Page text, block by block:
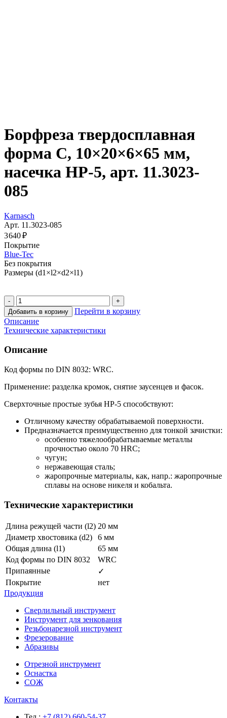
Борфреза твердосплавная
форма C, 10×20×6×65 мм,
насечка HP-5, арт. 11.3023-
085
Karnasch
Арт. 11.3023-085
3 640 ₽
Покрытие
Blue-Tec
Без покрытия
Размеры (d1×l2×d2×l1)
Добавить в корзину
Перейти в корзину
Описание
Технические характеристики
Описание
Код формы по DIN 8032: WRC.
Применение: разделка кромок, снятие заусенцев и фасок.
Сверхточные простые зубья HP-5 способствуют:
Отличному качеству обрабатываемой поверхности.
Предназначается преимущественно для тонкой зачистки:
особенно тяжелообрабатываемые металлы
прочностью около 70 HRC;
чугун;
нержавеющая сталь;
жаропрочные материалы, как, напр.: жаропрочные
сплавы на основе никеля и кобальта.
Технические характеристики
Длина режущей части (l2) 20 мм
Диаметр хвостовика (d2)
6 мм
Общая длина (l1)
65 мм
Код формы по DIN 8032
WRC
Припаянные
✓
Покрытие
нет
Продукция
Сверлильный инструмент
Инструмент для зенкования
Резьбонарезной инструмент
Фрезерование
Абразивы
Отрезной инструмент
Оснастка
СОЖ
Контакты